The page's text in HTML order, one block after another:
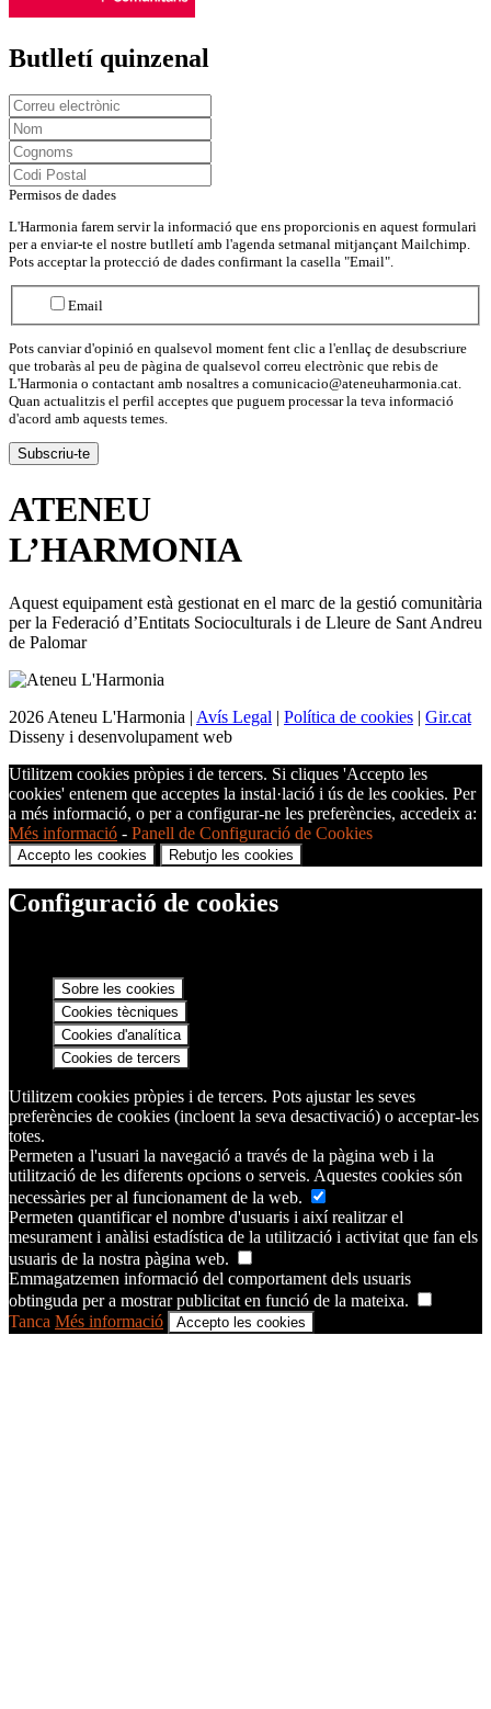
Butlletí quinzenal
Permisos de dades
L'Harmonia farem servir la informació que ens proporcionis en aquest formulari
per a enviar-te el nostre butlletí amb l'agenda setmanal mitjançant Mailchimp.
Pots acceptar la protecció de dades confirmant la casella "Email".
Email
Pots canviar d'opinió en qualsevol moment fent clic a l'enllaç de desubscriure
que trobaràs al peu de pàgina de qualsevol correu electrònic que rebis de
L'Harmonia o contactant amb nosaltres a comunicacio@ateneuharmonia.cat.
Quan actualitzis el perfil acceptes que puguem processar la teva informació
d'acord amb aquests temes.
ATENEU
L’HARMONIA
Aquest equipament està gestionat en el marc de la gestió comunitària
per la Federació d’Entitats Socioculturals i de Lleure de Sant Andreu
de Palomar
2026 Ateneu L'Harmonia | Avís Legal | Política de cookies | Gir.cat
Disseny i desenvolupament web
Utilitzem cookies pròpies i de tercers. Si cliques 'Accepto les
cookies' entenem que acceptes la instal·lació i ús de les cookies. Per
a més informació, o per a configurar-ne les preferències, accedeix a:
Més informació - Panell de Configuració de Cookies
Accepto les cookies Rebutjo les cookies
Configuració de cookies
Sobre les cookies
Cookies tècniques
Cookies d'analítica
Cookies de tercers
Utilitzem cookies pròpies i de tercers. Pots ajustar les seves
preferències de cookies (incloent la seva desactivació) o acceptar-les
totes.
Permeten a l'usuari la navegació a través de la pàgina web i la
utilització de les diferents opcions o serveis. Aquestes cookies són
necessàries per al funcionament de la web.
Permeten quantificar el nombre d'usuaris i així realitzar el
mesurament i anàlisi estadística de la utilització i activitat que fan els
usuaris de la nostra pàgina web.
Emmagatzemen informació del comportament dels usuaris
obtinguda per a mostrar publicitat en funció de la mateixa.
Tanca Més informació Accepto les cookies